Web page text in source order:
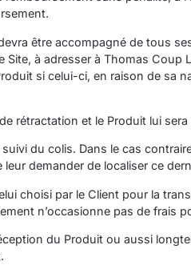
être accompagné de tous
à adresser à Thomas Coup
si celui-ci, en raison de sa
rétractation et le Produit lui
du colis. Dans le cas
demander de localiser ce
choisi par le Client pour la
n’occasionne pas de frais
du Produit ou aussi